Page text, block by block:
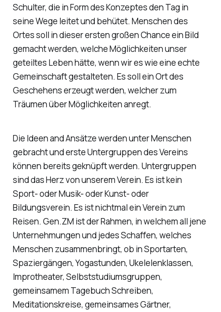
Schulter, die in Form des Konzeptes den Tag in
seine Wege leitet und behütet. Menschen des
Ortes soll in dieser ersten großen Chance ein Bild
gemacht werden, welche Möglichkeiten unser
geteiltes Leben hätte, wenn wir es wie eine echte
Gemeinschaft gestalteten. Es soll ein Ort des
Geschehens erzeugt werden, welcher zum
Träumen über Möglichkeiten anregt.
Die Ideen and Ansätze werden unter Menschen
gebracht und erste Untergruppen des Vereins
können bereits geknüpft werden. Untergruppen
sind das Herz von unserem Verein. Es ist kein
Sport- oder Musik- oder Kunst- oder
Bildungsverein. Es ist nichtmal ein Verein zum
Reisen. Gen.ZM ist der Rahmen, in welchem all jene
Unternehmungen und jedes Schaffen, welches
Menschen zusammenbringt, ob in Sportarten,
Spaziergängen, Yogastunden, Ukelelenklassen,
Improtheater, Selbststudiumsgruppen,
gemeinsamem Tagebuch Schreiben,
Meditationskreise, gemeinsames Gärtner,